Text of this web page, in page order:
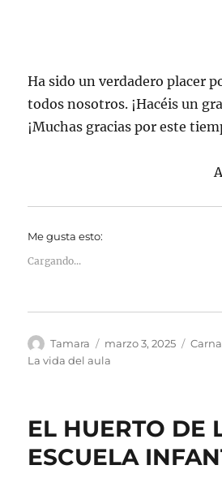
Ha sido un verdadero placer
todos nosotros. ¡Hacéis un
¡Muchas gracias por este
Me gusta esto:
Cargando...
Autor
Tamara
Publicado
el
marzo 3, 2025
La vida del aula
EL HUERTO DE
ESCUELA